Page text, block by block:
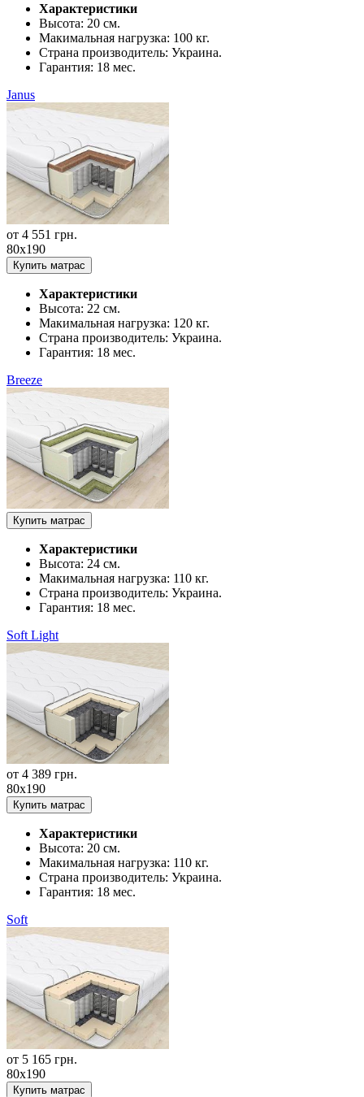
Характеристики
Высота: 20 см.
Макимальная нагрузка: 100 кг.
Страна производитель: Украина.
Гарантия: 18 мес.
Janus
от 4 551 грн.
80x190
Купить матрас
Характеристики
Высота: 22 см.
Макимальная нагрузка: 120 кг.
Страна производитель: Украина.
Гарантия: 18 мес.
Breeze
Купить матрас
Характеристики
Высота: 24 см.
Макимальная нагрузка: 110 кг.
Страна производитель: Украина.
Гарантия: 18 мес.
Soft Light
от 4 389 грн.
80x190
Купить матрас
Характеристики
Высота: 20 см.
Макимальная нагрузка: 110 кг.
Страна производитель: Украина.
Гарантия: 18 мес.
Soft
от 5 165 грн.
80x190
Купить матрас